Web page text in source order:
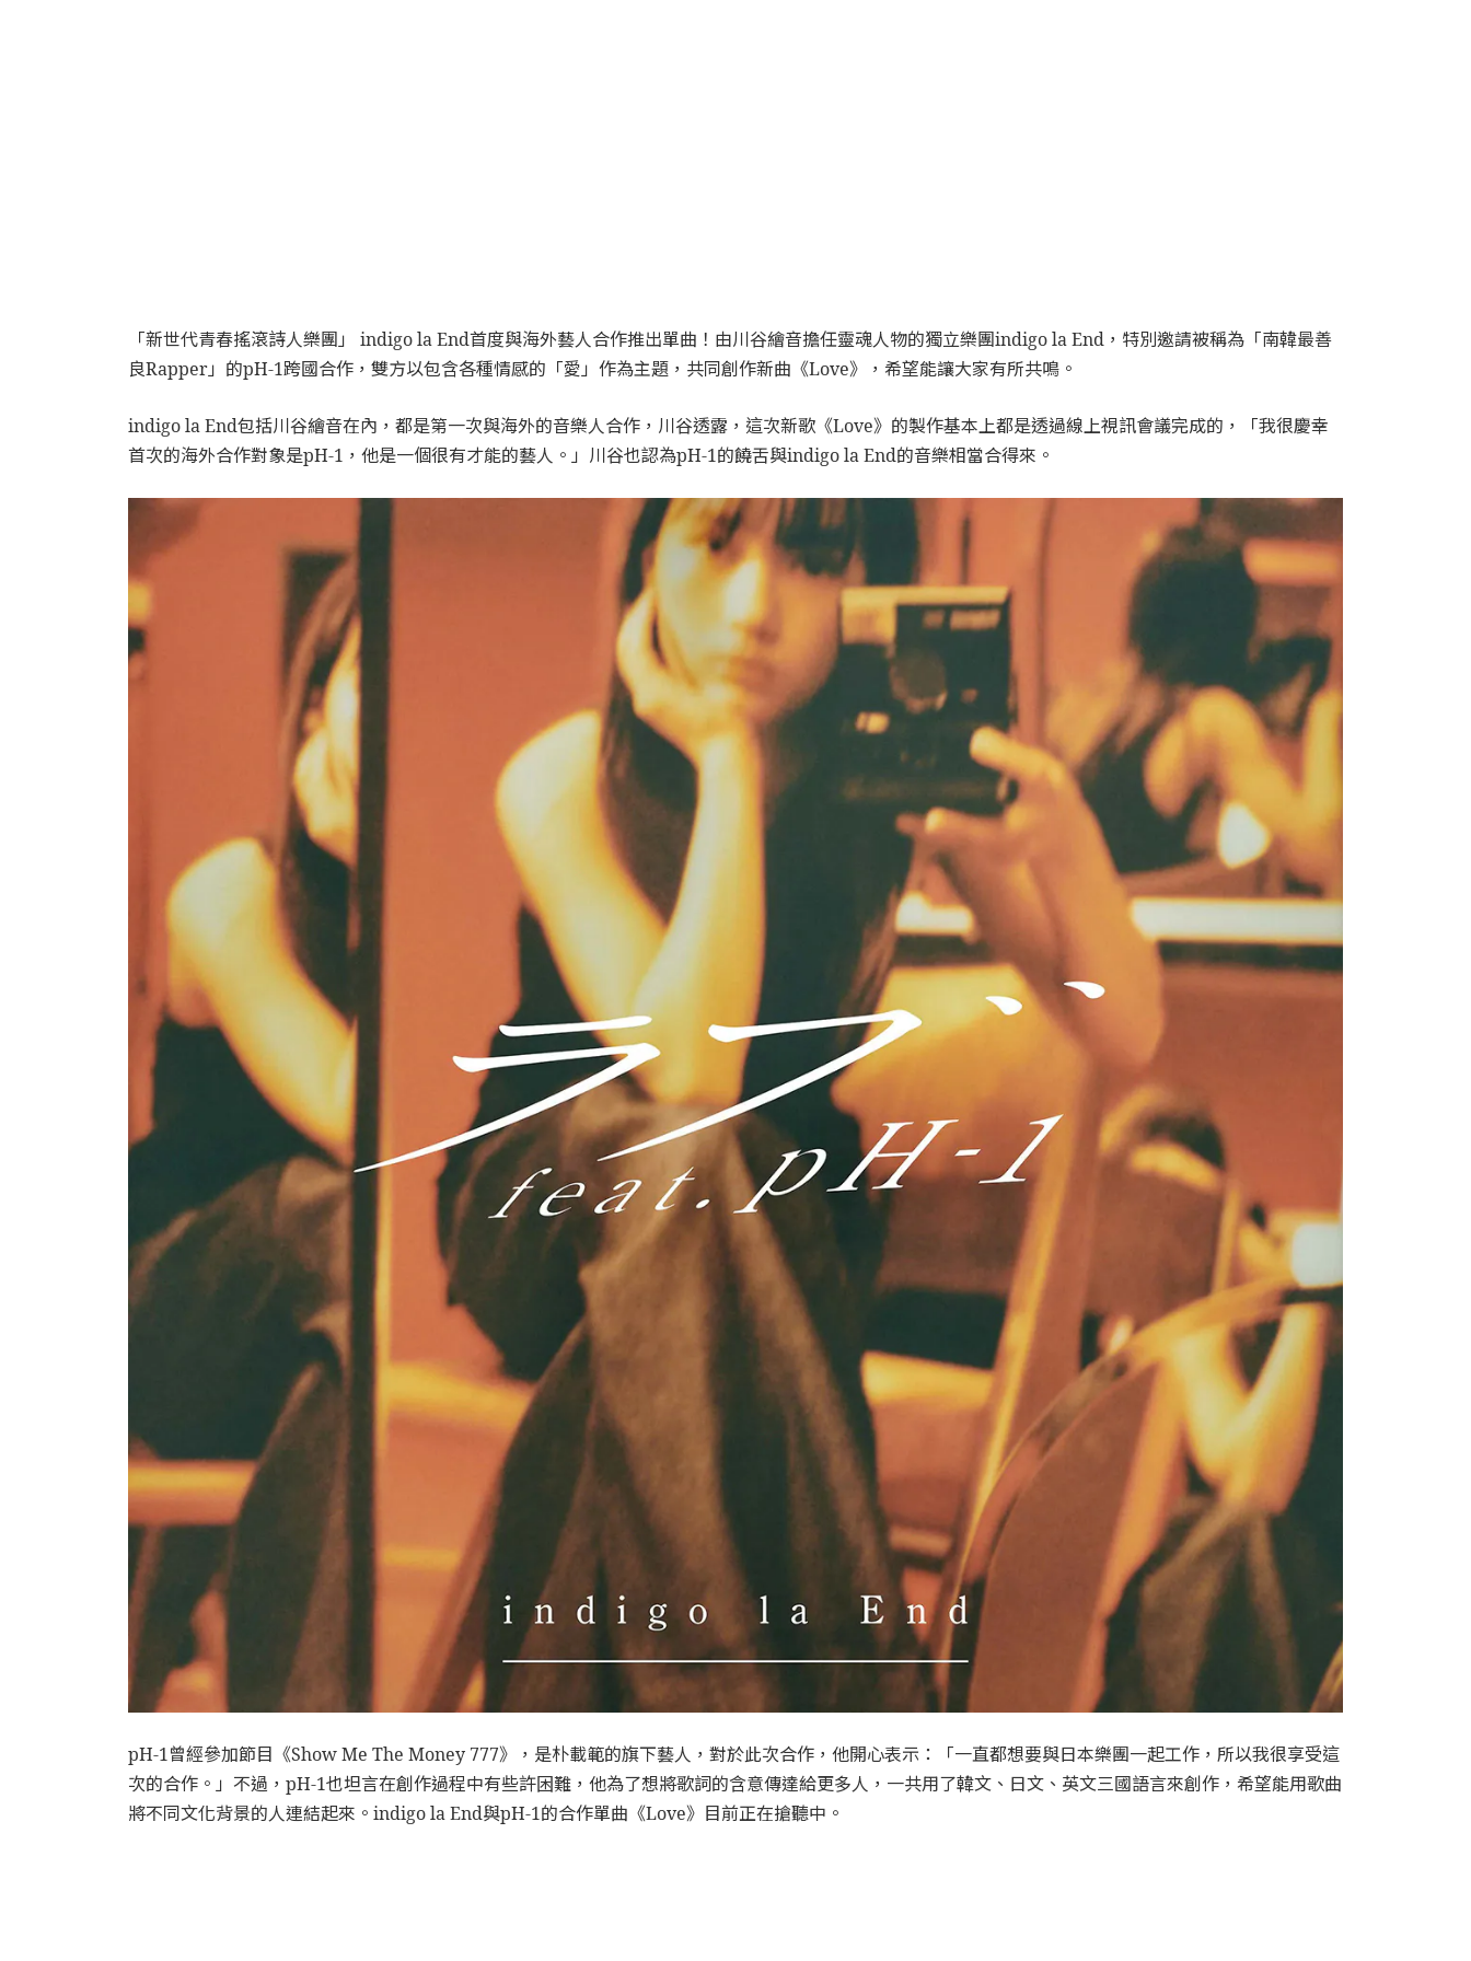
「新世代青春搖滾詩人樂團」 indigo la End首度與海外藝人合作推出單曲！由川谷繪音擔任靈魂人物的獨立樂團indigo la End，特別邀請被稱為「南韓最善
良Rapper」的pH-1跨國合作，雙方以包含各種情感的「愛」作為主題，共同創作新曲《Love》，希望能讓大家有所共鳴。
indigo la End包括川谷繪音在內，都是第一次與海外的音樂人合作，川谷透露，這次新歌《Love》的製作基本上都是透過線上視訊會議完成的，「我很慶幸
首次的海外合作對象是pH-1，他是一個很有才能的藝人。」川谷也認為pH-1的饒舌與indigo la End的音樂相當合得來。
pH-1曾經參加節目《Show Me The Money 777》，是朴載範的旗下藝人，對於此次合作，他開心表示：「一直都想要與日本樂團一起工作，所以我很享受這
次的合作。」不過，pH-1也坦言在創作過程中有些許困難，他為了想將歌詞的含意傳達給更多人，一共用了韓文、日文、英文三國語言來創作，希望能用歌曲
將不同文化背景的人連結起來。indigo la End與pH-1的合作單曲《Love》目前正在搶聽中。